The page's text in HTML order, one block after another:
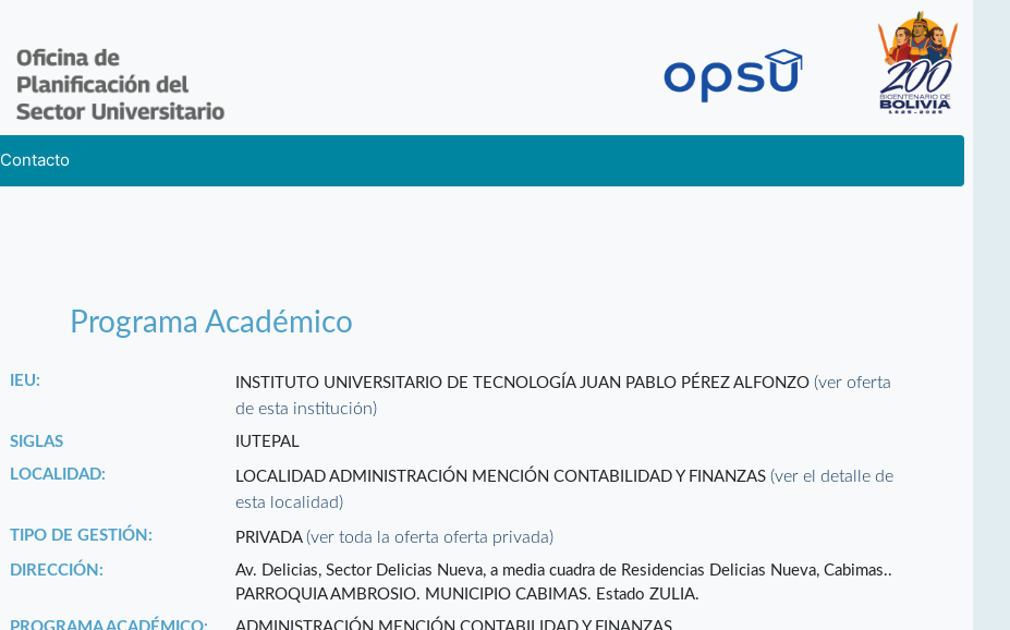
Contacto
Programa Académico
IEU: INSTITUTO UNIVERSITARIO DE TECNOLOGÍA JUAN PABLO PÉREZ ALFONZO(ver oferta
de esta institución)
SIGLAS
IUTEPAL
LOCALIDAD:
LOCALIDAD ADMINISTRACIÓN MENCIÓN CONTABILIDAD Y FINANZAS(ver el detalle de
esta localidad)
TIPO DE GESTIÓN: PRIVADA(ver toda la oferta oferta privada)
DIRECCIÓN:
Av. Delicias, Sector Delicias Nueva, a media cuadra de Residencias Delicias Nueva, Cabimas..
PARROQUIA AMBROSIO. MUNICIPIO CABIMAS. Estado ZULIA.